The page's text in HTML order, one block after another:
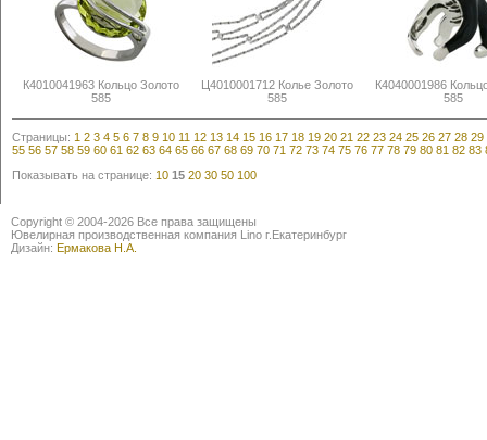
К4010041963 Кольцо Золото
585
Ц4010001712 Колье Золото
585
К4040001986
585
Страницы: 1 2 3 4 5 6 7 8 9 10 11 12 13 14 15 16 17 18 19 20 21 22 23 24 25 26 27 28 29
55 56 57 58 59 60 61 62 63 64 65 66 67 68 69 70 71 72 73 74 75 76 77 78 79 80 81 82 83
Показывать на странице: 10 15 20 30 50 100
Copyright © 2004-2026 Все права защищены
Ювелирная производственная компания Lino г.Екатеринбург
Дизайн: Ермакова Н.А.